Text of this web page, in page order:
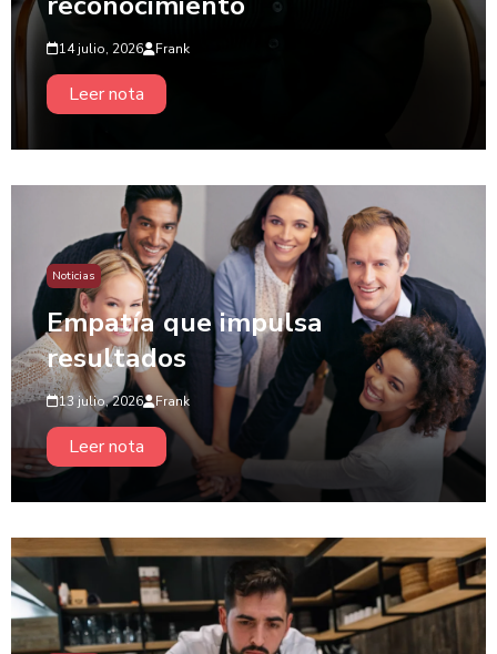
14 julio, 2026 Frank
Leer nota
Noticias
Empatía que impulsa
resultados
13 julio, 2026 Frank
Leer nota